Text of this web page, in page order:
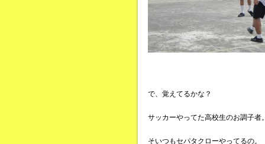
で、覚えてるかな？
サッカーやってた高校生のお調子者
そいつもセパタクローやってるの。